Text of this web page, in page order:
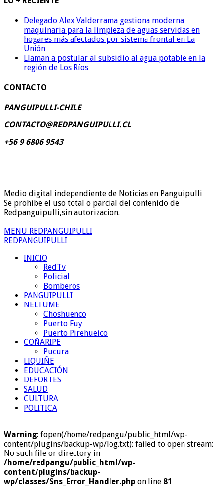
Delegado Alex Valderrama gestiona moderna
maquinaria para la limpieza de aguas servidas en
hogares más afectados por sistema frontal en La
Unión
Llaman a postular al subsidio al agua potable en la
región de Los Ríos
CONTACTO
PANGUIPULLI-CHILE
CONTACTO@REDPANGUIPULLI.CL
+56 9 6806 9543
Medio digital independiente de Noticias en Panguipulli
Se prohibe el uso total o parcial del contenido de
Redpanguipulli,sin autorizacion.
MENU REDPANGUIPULLI
REDPANGUIPULLI
INICIO
RedTv
Policial
Bomberos
PANGUIPULLI
NELTUME
Choshuenco
Puerto Fuy
Puerto Pirehueico
COÑARIPE
Pucura
LIQUIÑE
EDUCACIÓN
DEPORTES
SALUD
CULTURA
POLITICA
Warning: fopen(/home/redpangu/public_html/wp-
content/plugins/backup-wp/log.txt): failed to open stream:
No such file or directory in
/home/redpangu/public_html/wp-
content/plugins/backup-
wp/classes/Sns_Error_Handler.php on line 81